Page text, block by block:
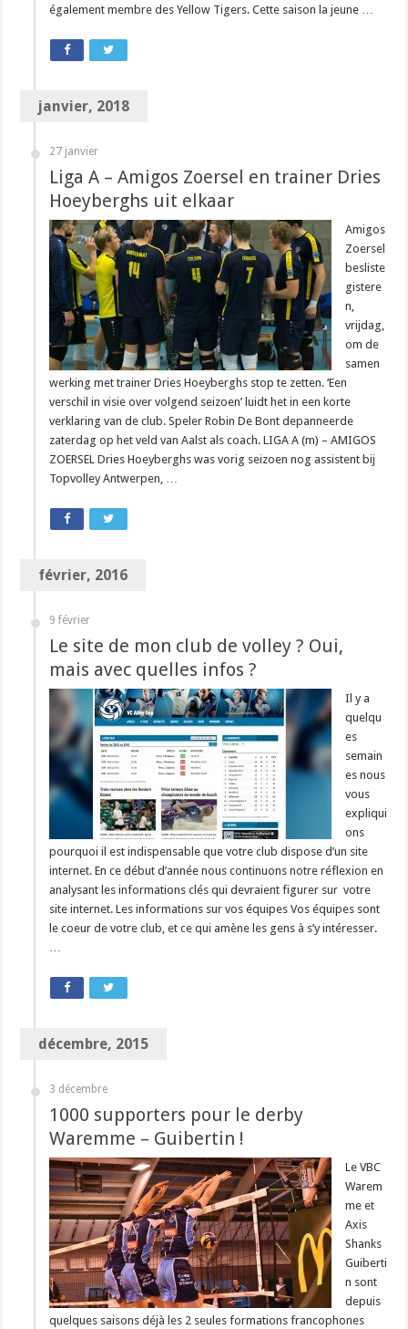
également membre des Yellow Tigers. Cette saison la jeune …
janvier, 2018
27 janvier
Liga A – Amigos Zoersel en trainer Dries
Hoeyberghs uit elkaar
Amigos
Zoersel
besliste
gistere
n,
vrijdag,
om de
samen
werking met trainer Dries Hoeyberghs stop te zetten. ‘Een
verschil in visie over volgend seizoen’ luidt het in een korte
verklaring van de club. Speler Robin De Bont depanneerde
zaterdag op het veld van Aalst als coach. LIGA A (m) – AMIGOS
ZOERSEL Dries Hoeyberghs was vorig seizoen nog assistent bij
Topvolley Antwerpen, …
février, 2016
9 février
Le site de mon club de volley ? Oui,
mais avec quelles infos ?
Il y a
quelqu
es
semain
es nous
vous
expliqui
ons
pourquoi il est indispensable que votre club dispose d’un site
internet. En ce début d’année nous continuons notre réflexion en
analysant les informations clés qui devraient figurer sur votre
site internet. Les informations sur vos équipes Vos équipes sont
le coeur de votre club, et ce qui amène les gens à s’y intéresser.
…
décembre, 2015
3 décembre
1000 supporters pour le derby
Waremme – Guibertin !
Le VBC
Warem
me et
Axis
Shanks
Guiberti
n sont
depuis
quelques saisons déjà les 2 seules formations francophones